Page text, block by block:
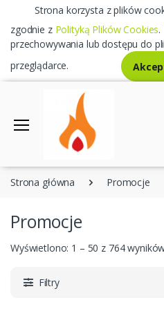
Strona korzysta z plików
zgodnie z Polityką Plików Cookies.
przechowywania lub dostępu do
przeglądarce.
Strona główna Promocje
Promocje
Wyświetlono: 1 – 50 z 764
Filtry